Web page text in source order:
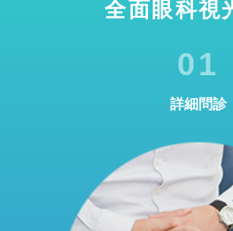
全面眼科視
01
詳細問診